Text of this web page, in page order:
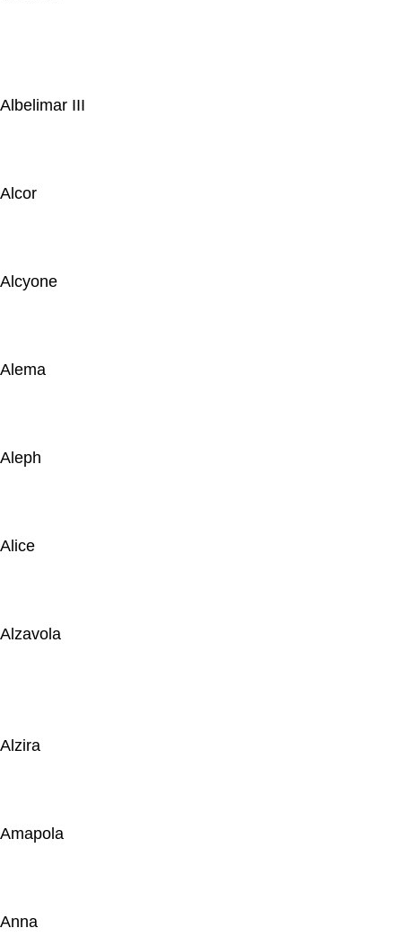
Albelimar III
Alcor
Alcyone
Alema
Aleph
Alice
Alzavola
Alzira
Amapola
Anna